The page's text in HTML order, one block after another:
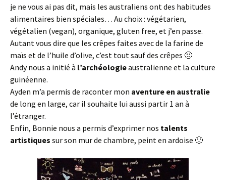
je ne vous ai pas dit, mais les australiens ont des habitudes
alimentaires bien spéciales… Au choix : végétarien,
végétalien (vegan), organique, gluten free, et j’en passe.
Autant vous dire que les crêpes faites avec de la farine de
maïs et de l’huile d’olive, c’est tout sauf des crêpes 🙂
Andy nous a initié à l’archéologieaustralienne et la culture
guinéenne.
Ayden m’a permis de raconter mon aventure en australie
de long en large, car il souhaite lui aussi partir 1 an à
l’étranger.
Enfin, Bonnie nous a permis d’exprimer nos talents
artistiques sur son mur de chambre, peint en ardoise 🙂